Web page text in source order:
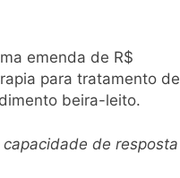
emenda de R$
para tratamento de
beira-leito.
de resposta